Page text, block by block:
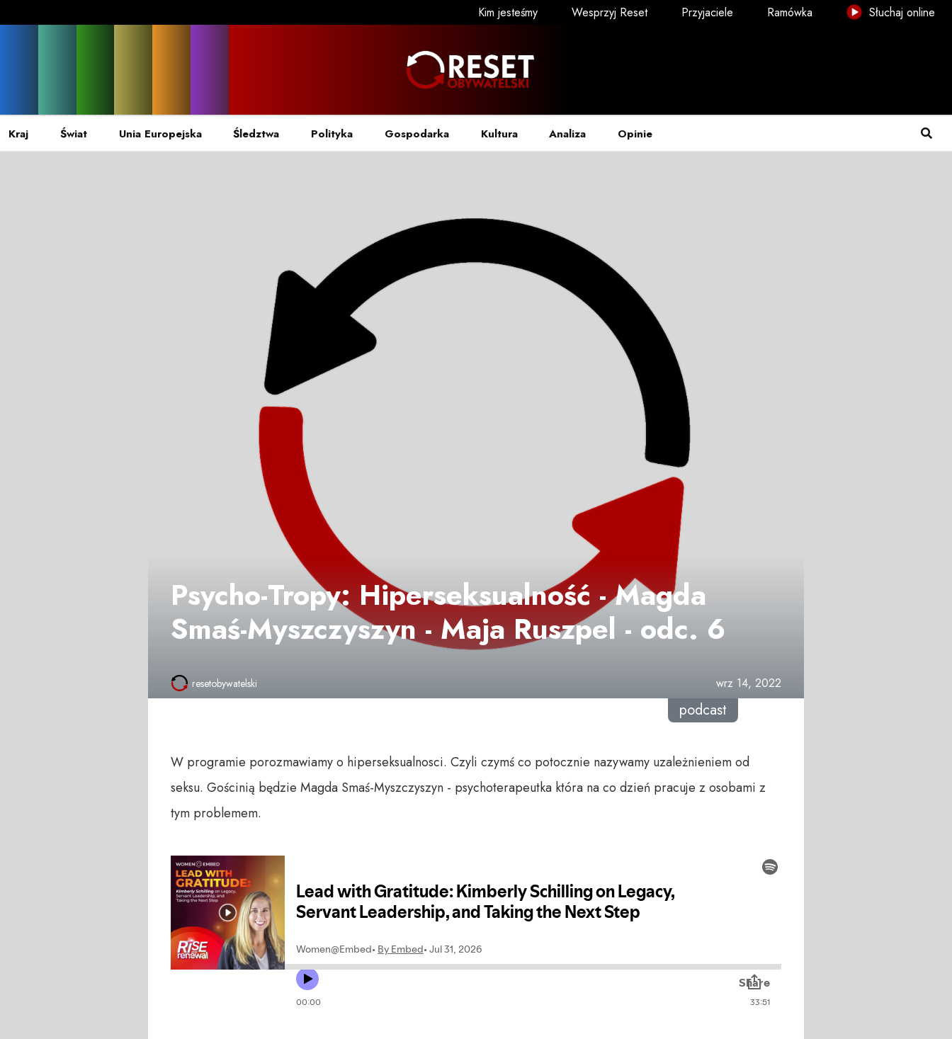
Kim jesteśmy Wesprzyj Reset Przyjaciele Ramówka Słuchaj online
Kraj Świat Unia Europejska Śledztwa Polityka Gospodarka Kultura Analiza Opinie
Psycho-Tropy: Hiperseksualność - Magda
Smaś-Myszczyszyn - Maja Ruszpel - odc. 6
resetobywatelski wrz 14, 2022
podcast
W programie porozmawiamy o hiperseksualnosci. Czyli czymś co potocznie nazywamy uzależnieniem od
seksu. Gościnią będzie Magda Smaś-Myszczyszyn - psychoterapeutka która na co dzień pracuje z osobami z
tym problemem.